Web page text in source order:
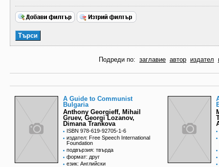
Подреди по: заглавие автор издател
A Guide to Communist
Bulgaria
Anthony Georgieff, Mihail
Gruev, Georgi Lozanov,
Dimana Trankova
ISBN 978-619-92705-1-6
издател: Free Speech International
Foundation
подвързия: твърда
формат: друг
език: Английски